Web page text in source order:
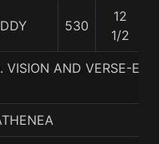
530
12
1/2
AND VERSE-